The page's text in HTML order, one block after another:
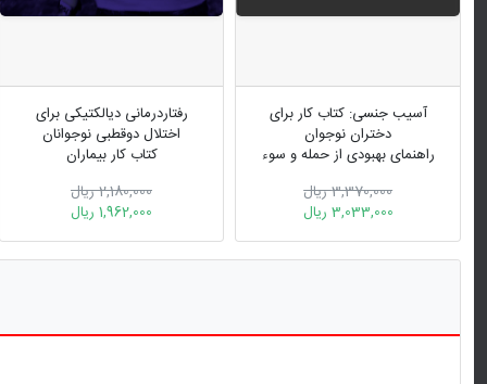
آسیب جنسی: کتاب کار برای
دختران نوجوان
راهنمای بهبودی از حمله و سوء
3,370,000 ریال
3,033,000 ریال
رفتاردرمانی دیالکتیکی برای
اختلال دوقطبی نوجوانان
کتاب کار بیماران
2,180,000 ریال
1,962,000 ریال